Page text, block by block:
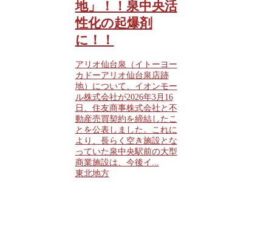
地」！！泉中央活
性化の起爆剤
に！！
アリオ仙台泉（イトーヨー
カドーアリオ仙台泉店跡
地）について、イオンモー
ル株式会社が2026年3月16
日、住友商事株式会社と不
動産売買契約を締結したこ
とを公表しました。これに
より、長らく空き施設とな
っていた泉中央駅前の大型
商業施設は、今後イ...
東北地方